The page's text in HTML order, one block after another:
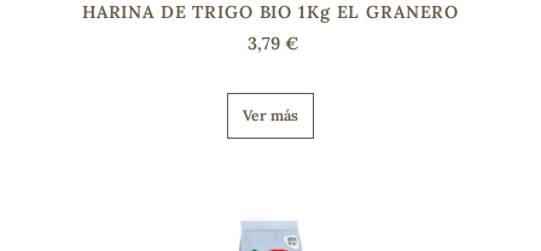
HARINA DE TRIGO BIO 1Kg EL GRANERO
3,79 €
Ver más